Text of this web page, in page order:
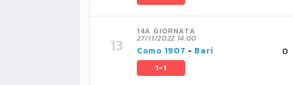
14A GIORNATA
27/11/2022 14:00
Como 1907 - Bari
1-1
0